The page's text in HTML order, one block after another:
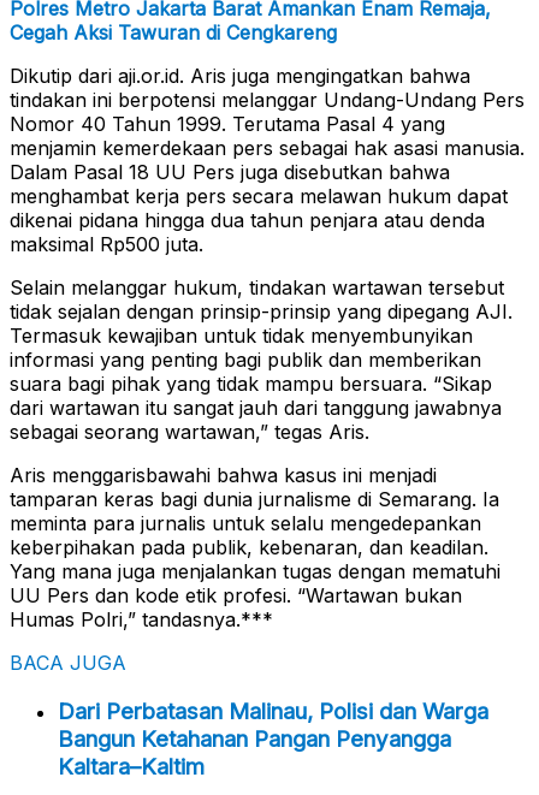
Polres Metro Jakarta Barat Amankan Enam Remaja,
Cegah Aksi Tawuran di Cengkareng
Dikutip dari aji.or.id. Aris juga mengingatkan bahwa
tindakan ini berpotensi melanggar Undang-Undang Pers
Nomor 40 Tahun 1999. Terutama Pasal 4 yang
menjamin kemerdekaan pers sebagai hak asasi manusia.
Dalam Pasal 18 UU Pers juga disebutkan bahwa
menghambat kerja pers secara melawan hukum dapat
dikenai pidana hingga dua tahun penjara atau denda
maksimal Rp500 juta.
Selain melanggar hukum, tindakan wartawan tersebut
tidak sejalan dengan prinsip-prinsip yang dipegang AJI.
Termasuk kewajiban untuk tidak menyembunyikan
informasi yang penting bagi publik dan memberikan
suara bagi pihak yang tidak mampu bersuara. “Sikap
dari wartawan itu sangat jauh dari tanggung jawabnya
sebagai seorang wartawan,” tegas Aris.
Aris menggarisbawahi bahwa kasus ini menjadi
tamparan keras bagi dunia jurnalisme di Semarang. Ia
meminta para jurnalis untuk selalu mengedepankan
keberpihakan pada publik, kebenaran, dan keadilan.
Yang mana juga menjalankan tugas dengan mematuhi
UU Pers dan kode etik profesi. “Wartawan bukan
Humas Polri,” tandasnya.***
BACA JUGA
Dari Perbatasan Malinau, Polisi dan Warga
Bangun Ketahanan Pangan Penyangga
Kaltara–Kaltim